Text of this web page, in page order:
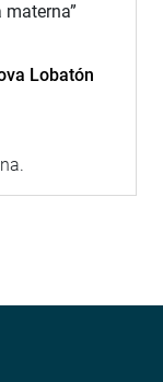
Lobatón